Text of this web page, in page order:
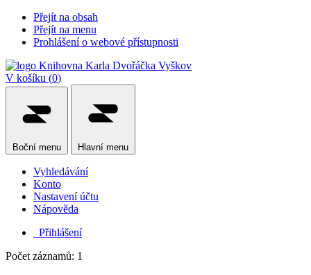
Přejít na obsah
Přejít na menu
Prohlášení o webové přístupnosti
V košíku (0)
Boční menu Hlavní menu
Vyhledávání
Konto
Nastavení účtu
Nápověda
Přihlášení
Počet záznamů: 1